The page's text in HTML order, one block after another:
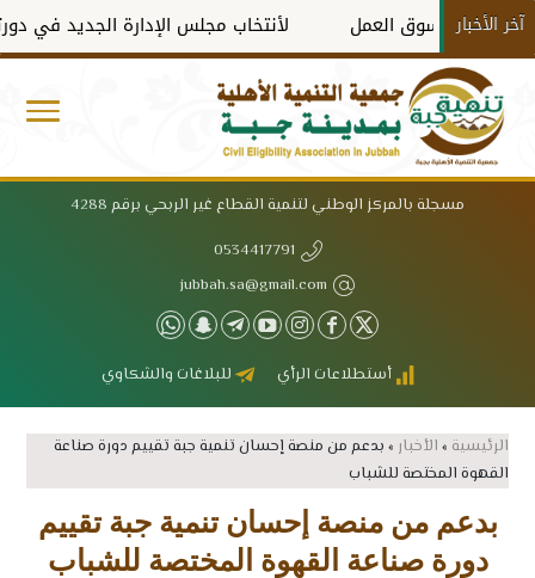
آخر الأخبار
لسوق العمل لأنتخاب مجلس الإدارة الجديد في دورته
مسجلة بالمركز الوطني لتنمية القطاع غير الربحي برقم 4288
0534417791
jubbah.sa@gmail.com
أستطلاعات الرأي للبلاغات والشكاوي
الرئيسية » الأخبار » بدعم من منصة إحسان تنمية جبة تقييم دورة صناعة
القهوة المختصة للشباب
بدعم من منصة إحسان تنمية جبة تقييم
دورة صناعة القهوة المختصة للشباب